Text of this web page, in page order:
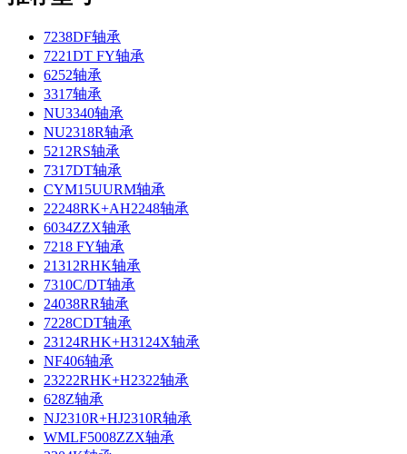
7238DF轴承
7221DT FY轴承
6252轴承
3317轴承
NU3340轴承
NU2318R轴承
5212RS轴承
7317DT轴承
CYM15UURM轴承
22248RK+AH2248轴承
6034ZZX轴承
7218 FY轴承
21312RHK轴承
7310C/DT轴承
24038RR轴承
7228CDT轴承
23124RHK+H3124X轴承
NF406轴承
23222RHK+H2322轴承
628Z轴承
NJ2310R+HJ2310R轴承
WMLF5008ZZX轴承